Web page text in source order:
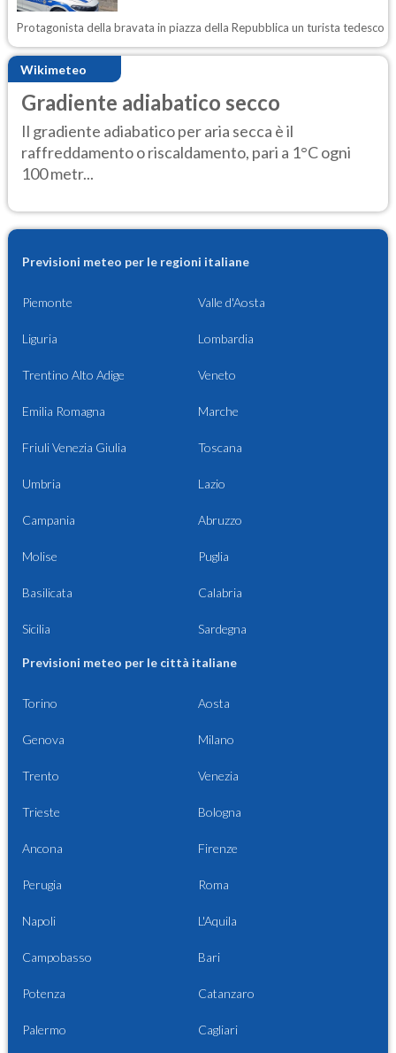
Protagonista della bravata in piazza della Repubblica un turista tedesco
Wikimeteo
Gradiente adiabatico secco
Il gradiente adiabatico per aria secca è il
raffreddamento o riscaldamento, pari a 1°C ogni
100 metr...
Previsioni meteo per le regioni italiane
Piemonte Valle d'Aosta
Liguria Lombardia
Trentino Alto Adige Veneto
Emilia Romagna Marche
Friuli Venezia Giulia Toscana
Umbria Lazio
Campania Abruzzo
Molise Puglia
Basilicata Calabria
Sicilia Sardegna
Previsioni meteo per le città italiane
Torino Aosta
Genova Milano
Trento Venezia
Trieste Bologna
Ancona Firenze
Perugia Roma
Napoli L'Aquila
Campobasso Bari
Potenza Catanzaro
Palermo Cagliari